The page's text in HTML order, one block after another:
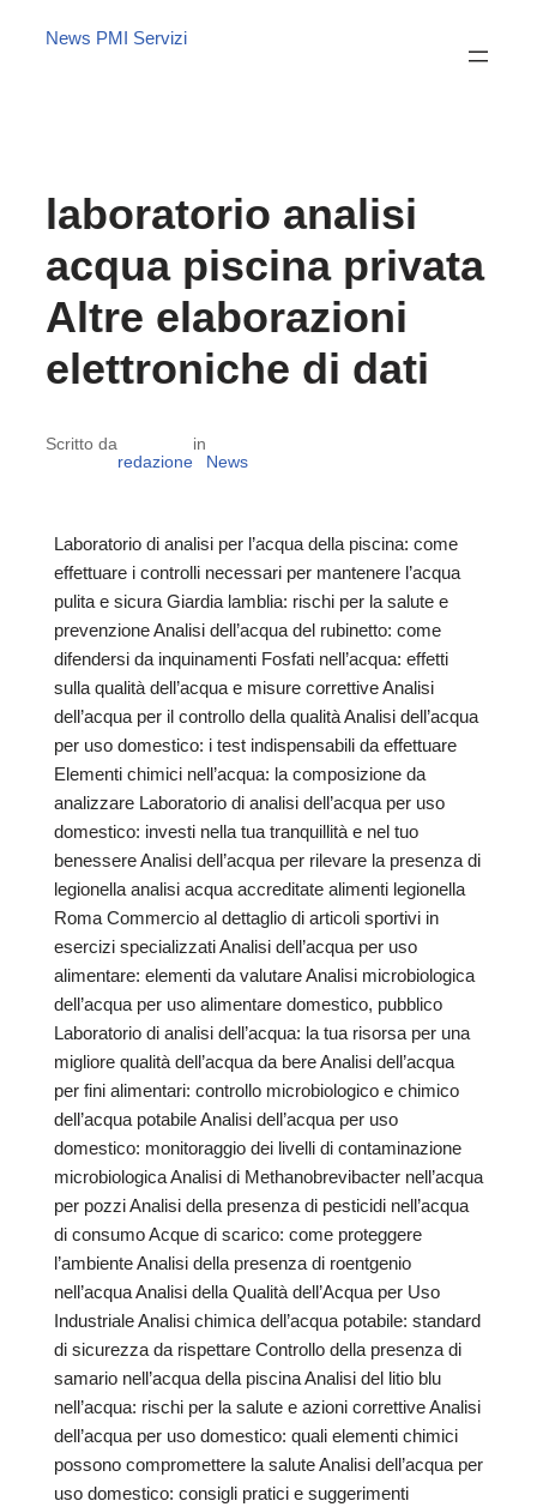
News PMI Servizi
laboratorio analisi
acqua piscina privata
Altre elaborazioni
elettroniche di dati
Scritto da
redazione
in
News
Laboratorio di analisi per l’acqua della piscina: come
effettuare i controlli necessari per mantenere l’acqua
pulita e sicura Giardia lamblia: rischi per la salute e
prevenzione Analisi dell’acqua del rubinetto: come
difendersi da inquinamenti Fosfati nell’acqua: effetti
sulla qualità dell’acqua e misure correttive Analisi
dell’acqua per il controllo della qualità Analisi dell’acqua
per uso domestico: i test indispensabili da effettuare
Elementi chimici nell’acqua: la composizione da
analizzare Laboratorio di analisi dell’acqua per uso
domestico: investi nella tua tranquillità e nel tuo
benessere Analisi dell’acqua per rilevare la presenza di
legionella analisi acqua accreditate alimenti legionella
Roma Commercio al dettaglio di articoli sportivi in
esercizi specializzati Analisi dell’acqua per uso
alimentare: elementi da valutare Analisi microbiologica
dell’acqua per uso alimentare domestico, pubblico
Laboratorio di analisi dell’acqua: la tua risorsa per una
migliore qualità dell’acqua da bere Analisi dell’acqua
per fini alimentari: controllo microbiologico e chimico
dell’acqua potabile Analisi dell’acqua per uso
domestico: monitoraggio dei livelli di contaminazione
microbiologica Analisi di Methanobrevibacter nell’acqua
per pozzi Analisi della presenza di pesticidi nell’acqua
di consumo Acque di scarico: come proteggere
l’ambiente Analisi della presenza di roentgenio
nell’acqua Analisi della Qualità dell’Acqua per Uso
Industriale Analisi chimica dell’acqua potabile: standard
di sicurezza da rispettare Controllo della presenza di
samario nell’acqua della piscina Analisi del litio blu
nell’acqua: rischi per la salute e azioni correttive Analisi
dell’acqua per uso domestico: quali elementi chimici
possono compromettere la salute Analisi dell’acqua per
uso domestico: consigli pratici e suggerimenti